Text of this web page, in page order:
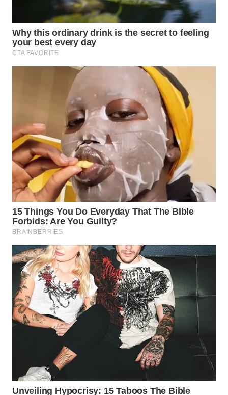
WN
PADANG
LAWAS
WN
CIANJUR
WN
KEPULAUAN
SERIBU
WN
TANGERANG
WN
BINJAI
WN
CIREBON
WN
WN
KUNINGAN